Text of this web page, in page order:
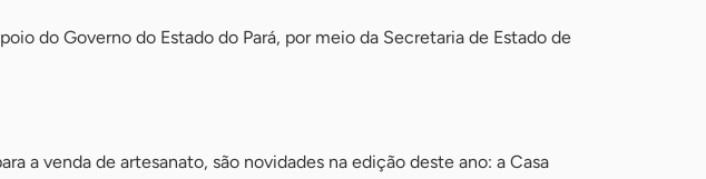
do Governo do Estado do Pará, por meio da Secretaria de Estado de
a venda de artesanato, são novidades na edição deste ano: a Casa